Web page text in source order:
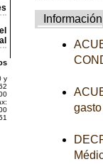
y
Información